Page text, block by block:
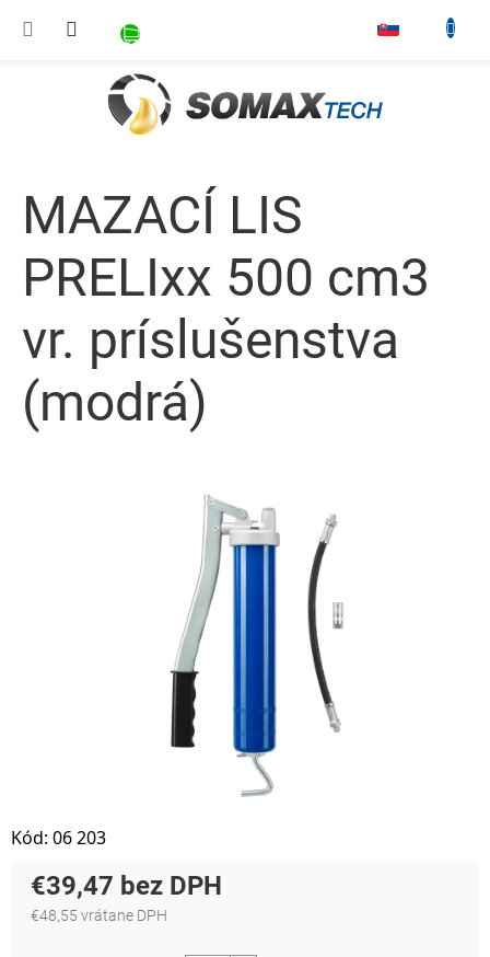
NÁKUPNÝ KOŠÍK
MAZACÍ LIS
PRELIxx 500 cm3
vr. príslušenstva
(modrá)
€39,47
€48,55 vrátane DPH
Kód: 06 203